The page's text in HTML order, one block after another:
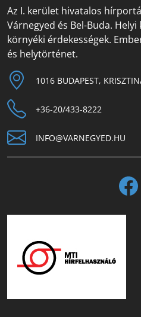
Az I. kerület hivatalos
Várnegyed és Bel-Buda.
környéki érdekességek.
és helytörténet.
1016 BUDAPEST,
+36-20/433-8222
INFO@VARNEGYED.HU